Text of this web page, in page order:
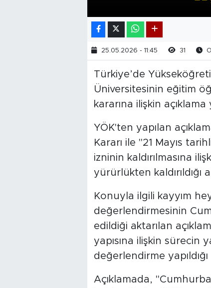
25.05.2026 - 11:45 31
Türkiye’de
Üniversitesinin eğitim
kararına ilişkin açıklama
YÖK'ten yapılan
Kararı ile "21 Mayıs
izninin kaldırılmasına
yürürlükten kaldırıldığı
Konuyla ilgili kayyım
değerlendirmesinin
edildiği aktarılan
yapısına ilişkin sürecin
değerlendirme yapıldığı
Açıklamada,